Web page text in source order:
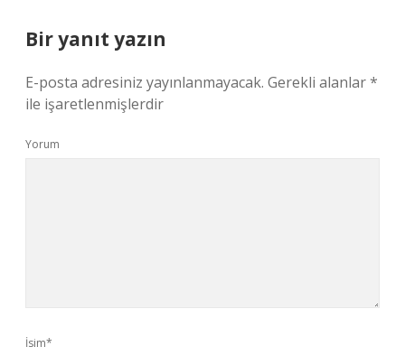
Bir yanıt yazın
E-posta adresiniz yayınlanmayacak. Gerekli alanlar*
ile işaretlenmişlerdir
Yorum
İsim*